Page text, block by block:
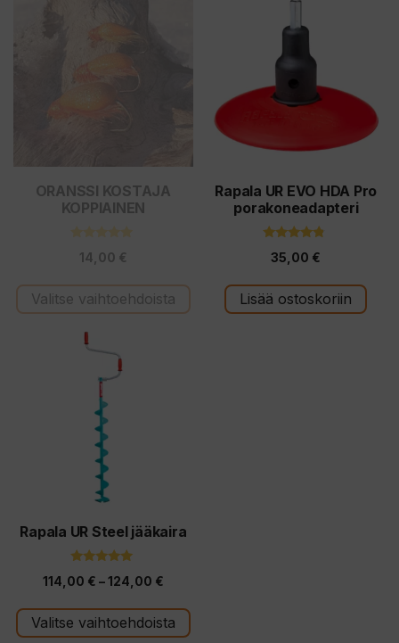
ORANSSI KOSTAJA
KOPPIAINEN
5:stä
14,00 €
Valitse vaihtoehdoista
valinnat
tuotteen
Rapala UR EVO HDA Pro
porakoneadapteri
5:stä
35,00 €
Lisää ostoskoriin
Rapala UR Steel jääkaira
5:stä
114,00 € – 124,00 €Hintaluokka:
114,00 €
-
Valitse vaihtoehdoista
muunnelma.
tuotteen